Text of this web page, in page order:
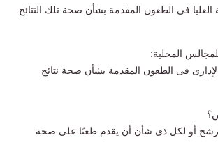
العليا فى الطعون المقدمة بشأن صحة تلك النتائج.
المحلية:
فى الطعون المقدمة بشأن صحة نتائج
أو لكل ذى شأن أن يقدم طعنًا على صحة